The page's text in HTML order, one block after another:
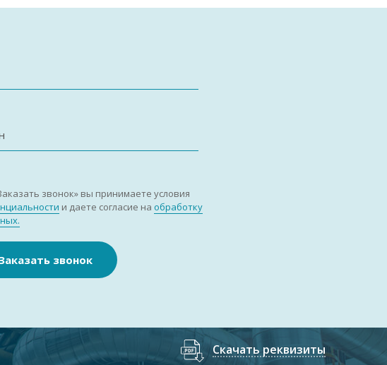
звонок» вы принимаете условия
и даете согласие на обработку
звонок
Скачать реквизиты